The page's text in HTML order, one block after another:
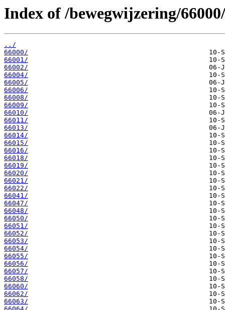
Index of /bewegwijzering/66000/
../
66000/
66001/
66002/
66004/
66005/
66006/
66008/
66009/
66010/
66011/
66013/
66014/
66015/
66016/
66018/
66019/
66020/
66021/
66022/
66041/
66047/
66048/
66050/
66051/
66052/
66053/
66054/
66055/
66056/
66057/
66058/
66060/
66062/
66063/